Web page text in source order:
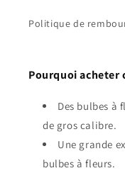
Politique de
Pourquoi acheter
Des bulbes à
de gros calibre.
Une grande
bulbes à fleurs.